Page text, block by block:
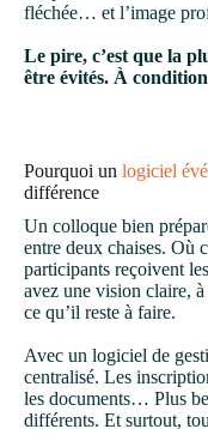
fléchée… et l’image
Le pire, c’est que la
être évités. À
Pourquoi un logiciel
différence
Un colloque bien
entre deux chaises. Où
participants reçoivent
avez une vision claire, à
ce qu’il reste à faire.
Avec un logiciel de
centralisé. Les
les documents… Plus
différents. Et surtout,